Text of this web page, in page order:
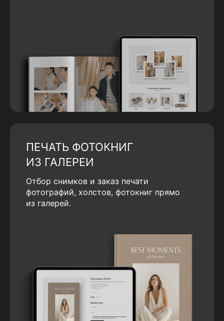
ПЕЧАТЬ ФОТОКНИГ
ИЗ ГАЛЕРЕИ
Отбор снимков и заказ печати
фотографий, холстов, фотокниг прямо
из галерей.